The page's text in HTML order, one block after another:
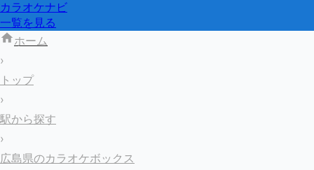
カラオケナビ
一覧を見る
ホーム
›
トップ
›
駅から探す
›
広島県のカラオケボックス